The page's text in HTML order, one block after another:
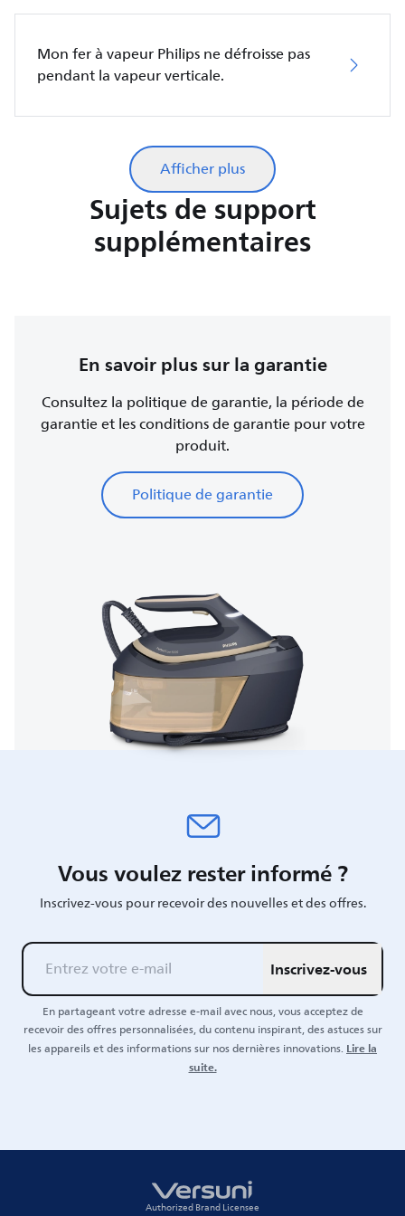
Mon fer à vapeur Philips ne défroisse pas
pendant la vapeur verticale.
Afficher plus
Sujets de support
supplémentaires
En savoir plus sur la garantie
Consultez la politique de garantie, la période de
garantie et les conditions de garantie pour votre
produit.
Politique de garantie
Vous voulez rester informé ?
Inscrivez-vous pour recevoir des nouvelles et des offres.
Inscrivez-vous
En partageant votre adresse e-mail avec nous, vous acceptez de
recevoir des offres personnalisées, du contenu inspirant, des astuces sur
les appareils et des informations sur nos dernières innovations.Lire la
suite.
Authorized Brand Licensee